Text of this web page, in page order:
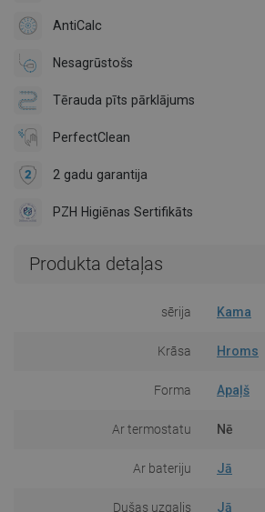
AntiCalc
Nesagrūstošs
Tērauda pīts pārklājums
PerfectClean
2 gadu garantija
PZH Higiēnas Sertifikāts
Produkta detaļas
sērija Kama
Krāsa Hroms
Forma Apaļš
Ar termostatu Nē
Ar bateriju Jā
Dušas uzgalis Jā